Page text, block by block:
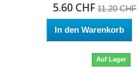
5.60 CHF 11.20 CHF
In den Warenkorb
Auf Lager